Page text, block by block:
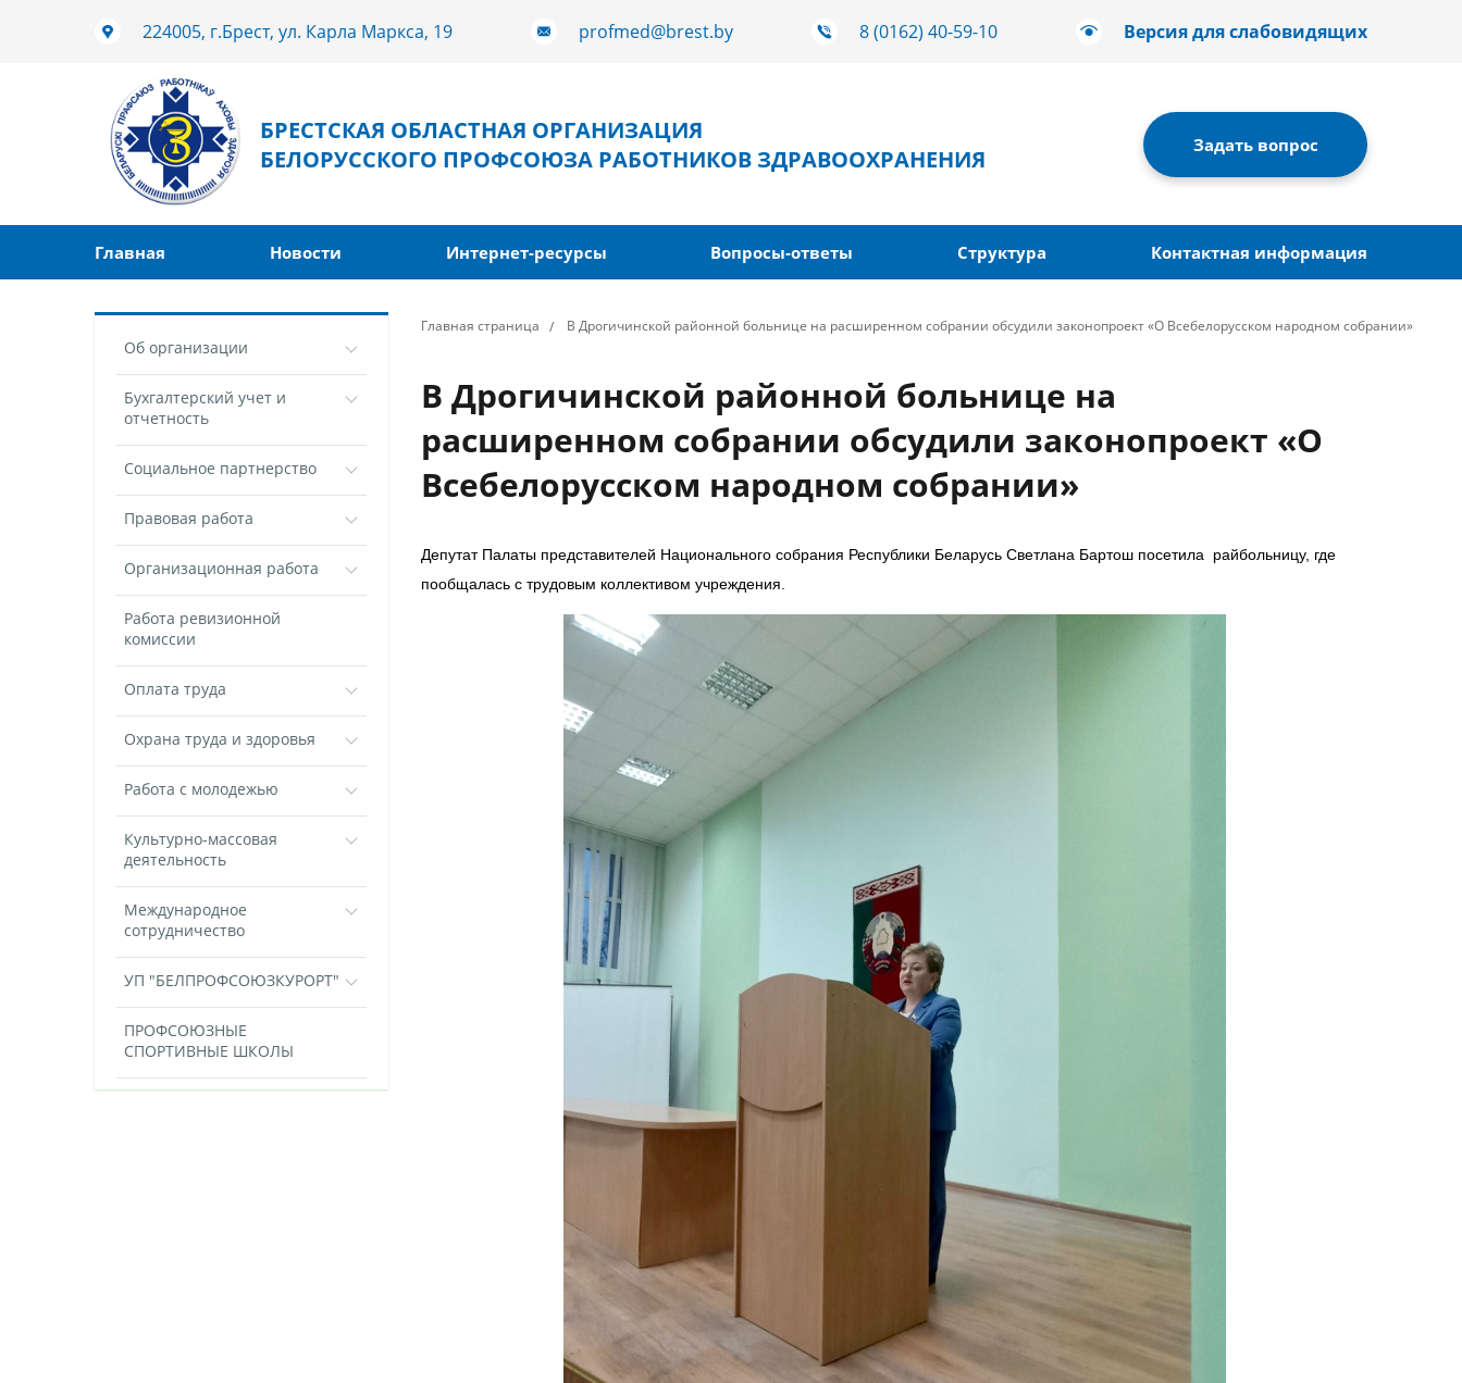
224005, г.Брест, ул. Карла Маркса, 19 profmed@brest.by 8 (0162) 40-59-10 Версия для слабовидящих
БРЕСТСКАЯ ОБЛАСТНАЯ ОРГАНИЗАЦИЯ
БЕЛОРУССКОГО ПРОФСОЮЗА РАБОТНИКОВ ЗДРАВООХРАНЕНИЯ
Задать вопрос
Главная Новости Интернет-ресурсы Вопросы-ответы Структура Контактная информация
Об организации
Бухгалтерский учет и
отчетность
Социальное партнерство
Правовая работа
Организационная работа
Работа ревизионной
комиссии
Оплата труда
Охрана труда и здоровья
Работа с молодежью
Культурно-массовая
деятельность
Международное
сотрудничество
УП "БЕЛПРОФСОЮЗКУРОРТ"
ПРОФСОЮЗНЫЕ
СПОРТИВНЫЕ ШКОЛЫ
Главная страница В Дрогичинской районной больнице на расширенном собрании обсудили законопроект «О Всебелорусском народном собрании»
В Дрогичинской районной больнице на
расширенном собрании обсудили законопроект «О
Всебелорусском народном собрании»
Депутат Палаты представителей Национального собрания Республики Беларусь Светлана Бартош посетила райбольницу, где
пообщалась с трудовым коллективом учреждения.